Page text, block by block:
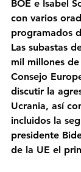
BOE e Isabel
con varios
programados
Las subastas
mil millones de
Consejo
discutir la
Ucrania, así
incluidos la
presidente
de la UE el